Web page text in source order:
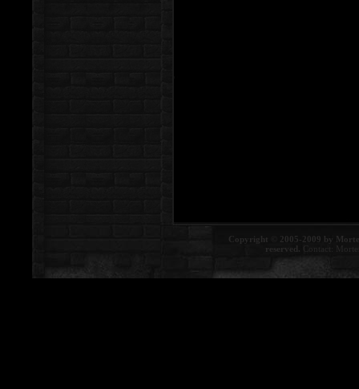
Copyright © 2005-2009 by
reserved. Contact: